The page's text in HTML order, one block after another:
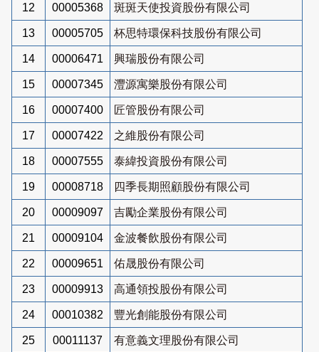
12 00005368 斑斑天使投資股份有限公司
13 00005705 杯思特環保科技股份有限公司
14 00006471 興瑞股份有限公司
15 00007345 灃源寓樂股份有限公司
16 00007400 匠管股份有限公司
17 00007422 之維股份有限公司
18 00007555 泰緯投資股份有限公司
19 00008718 四季長期照顧股份有限公司
20 00009097 吉勵企業股份有限公司
21 00009104 金波餐飲股份有限公司
22 00009651 佑晟股份有限公司
23 00009913 高通領投股份有限公司
24 00010382 豐光創能股份有限公司
25 00011137 有意義文理股份有限公司